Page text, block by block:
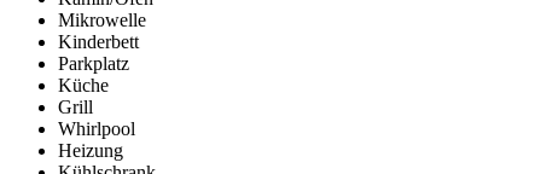
Mikrowelle
Kinderbett
Parkplatz
Küche
Grill
Whirlpool
Heizung